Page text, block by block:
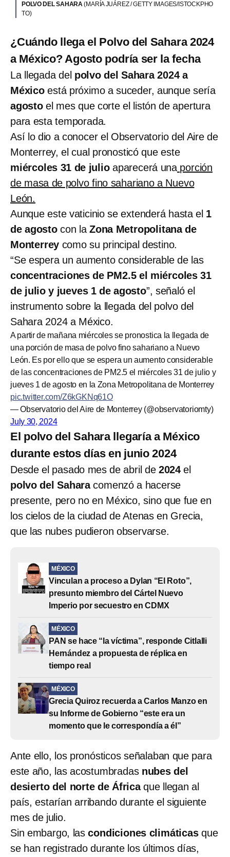
POLVO DEL SAHARA(MARÍA JUÁREZ / GETTY IMAGES/ISTOCKPHO
TO)
¿Cuándo llega el Polvo del Sahara 2024
a México? Agosto podría ser la fecha
La llegada delpolvo del Sahara 2024 a
Méxicoestá próximo a suceder, aunque sería
agostoel mes que corte el listón de apertura
para esta temporada.
Así lo dio a conocer el Observatorio del Aire de
Monterrey, el cual pronosticó que este
miércoles 31 de julioaparecerá una porción
de masa de polvo fino sahariano a Nuevo
León.
Aunque este vaticinio se extenderá hasta el 1
de agostocon laZona Metropolitana de
Monterrey como su principal destino.
“Se espera un aumento considerable de las
concentraciones de PM2.5 el miércoles 31
de julio y jueves 1 de agosto”, señaló el
instrumento sobre la llegada del polvo del
Sahara 2024 a México.
A partir de mañana miércoles se pronostica la llegada de
una porción de masa de polvo fino sahariano a Nuevo
León. Es por ello que se espera un aumento considerable
de las concentraciones de PM2.5 el miércoles 31 de julio y
jueves 1 de agosto en la Zona Metropolitana de Monterrey
pic.twitter.com/Z6kGKNq61O
— Observatorio del Aire de Monterrey (@observatoriomty)
July 30, 2024
El polvo del Sahara llegaría a México
durante estos días en junio 2024
Desde el pasado mes de abril de 2024 el
polvo del Saharacomenzó a hacerse
presente, pero no en México, sino que fue en
los cielos de la ciudad de Atenas en Grecia,
que las nubes pudieron observarse.
MÉXICO
Vinculan a proceso a Dylan “El Roto”,
presunto miembro del Cártel Nuevo
Imperio por secuestro en CDMX
MÉXICO
PAN se hace “la víctima”, responde Citlalli
Hernández a propuesta de réplica en
tiempo real
MÉXICO
Grecia Quiroz recuerda a Carlos Manzo en
su Informe de Gobierno “este era un
momento que le correspondía a él”
Ante ello, los pronósticos señalaban que para
este año, las acostumbradas nubes del
desierto del norte de Áfricaque llegan al
país, estarían arribando durante el siguiente
mes de julio.
Sin embargo, lascondiciones climáticasque
se han registrado durante los últimos días,